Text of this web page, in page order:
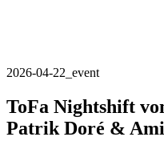
2026-04-22_event
ToFa Nightshift
Patrik Doré &